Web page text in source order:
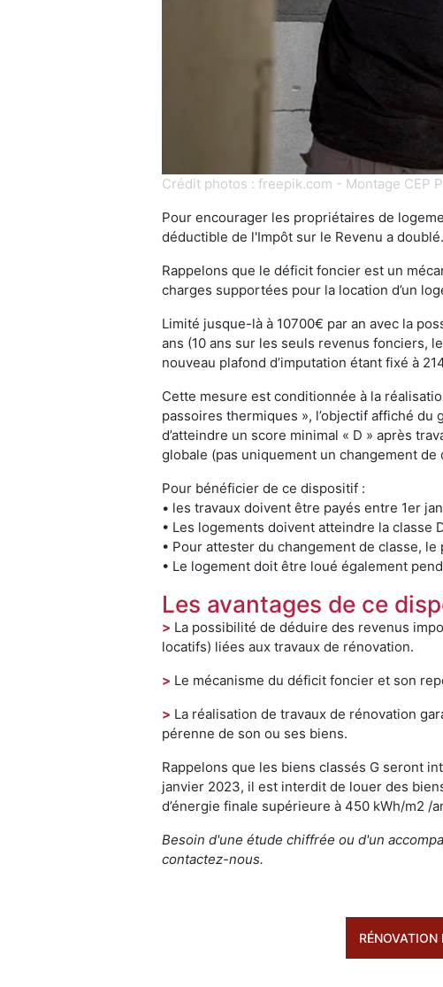
Crédit photos : freepik.com - Montage CEP
Pour encourager les propriétaires de
déductible de l'Impôt sur le Revenu a doublé.
Rappelons que le déficit foncier est un
charges supportées pour la location d’un
Limité jusque-là à 10700€ par an avec la
ans (10 ans sur les seuls revenus fonciers,
nouveau plafond d’imputation étant fixé à
Cette mesure est conditionnée à la
passoires thermiques », l’objectif affiché
d’atteindre un score minimal « D » après
globale (pas uniquement un changement de
Pour bénéficier de ce dispositif :
• les travaux doivent être payés entre 1er
• Les logements doivent atteindre la classe
• Pour attester du changement de classe,
• Le logement doit être loué également
Les avantages de ce
> La possibilité de déduire des revenus
locatifs) liées aux travaux de rénovation.
> Le mécanisme du déficit foncier et son
> La réalisation de travaux de rénovation
pérenne de son ou ses biens.
Rappelons que les biens classés G seront
janvier 2023, il est interdit de louer des
d’énergie finale supérieure à 450 kWh/m2 /
Besoin d'une étude chiffrée ou d'un
contactez-nous.
RÉNOVATION